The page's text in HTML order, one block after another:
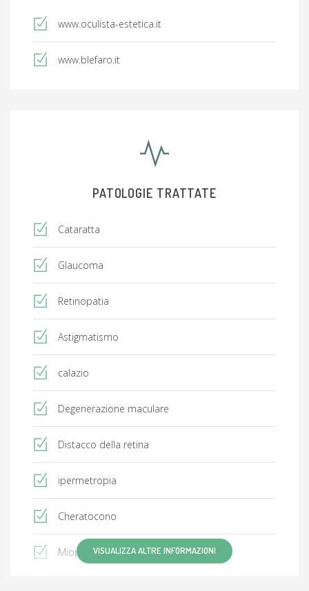
www.oculista-estetica.it
www.blefaro.it
PATOLOGIE TRATTATE
Cataratta
Glaucoma
Retinopatia
Astigmatismo
calazio
Degenerazione maculare
Distacco della retina
ipermetropia
Cheratocono
Miopia VISUALIZZA ALTRE INFORMAZIONI